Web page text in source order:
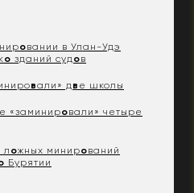
овании в Улан-Удэ
о зданий суд ов
вали» д в е школы
«заминировали» четыре
л ожных минирований
Бурятии